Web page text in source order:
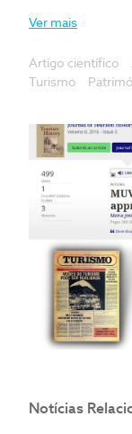
Ver mais
Artigo científico
Turismo
Notícias